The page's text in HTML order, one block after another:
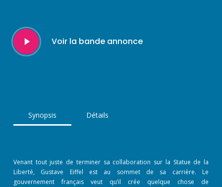
Play
Video
Voir la bande annonce
Synopsis Détails
Venant tout juste de terminer sa collaboration sur la Statue de la
Liberté, Gustave Eiffel est au sommet de sa carrière. Le
gouvernement français veut qu’il crée quelque chose de